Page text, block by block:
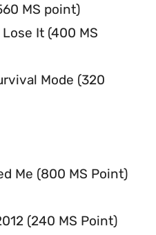
MS point)
It (400 MS
Mode (320
Me (800 MS Point)
(240 MS Point)